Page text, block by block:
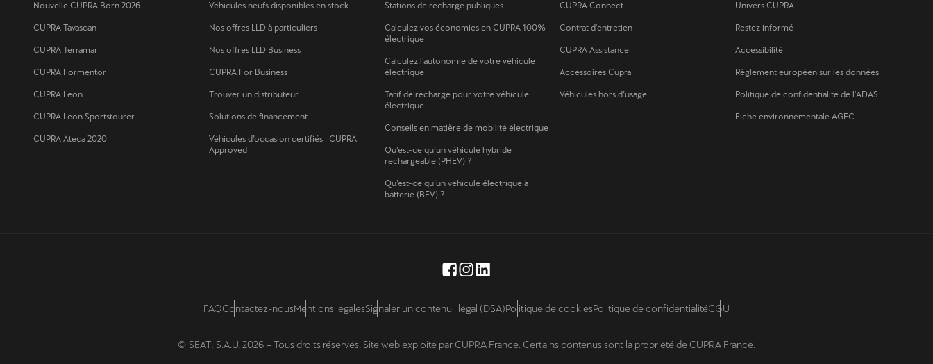
Nouvelle CUPRA Born 2026
CUPRA Tavascan
CUPRA Terramar
CUPRA Formentor
CUPRA Leon
CUPRA Leon Sportstourer
CUPRA Ateca 2020
Véhicules neufs disponibles en stock
Nos offres LLD à particuliers
Nos offres LLD Business
CUPRA For Business
Trouver un distributeur
Solutions de financement
Véhicules d’occasion certifiés : CUPRA
Approved
Stations de recharge publiques
Calculez vos économies en CUPRA 100%
électrique
Calculez l'autonomie de votre véhicule
électrique
Tarif de recharge pour votre véhicule
électrique
Conseils en matière de mobilité électrique
Qu’est-ce qu’un véhicule hybride
rechargeable (PHEV) ?
Qu’est-ce qu’un véhicule électrique à
batterie (BEV) ?
CUPRA Connect
Contrat d'entretien
CUPRA Assistance
Accessoires Cupra
Véhicules hors d’usage
Univers CUPRA
Restez informé
Accessibilité
Règlement européen sur les données
Politique de confidentialité de l'ADAS
Fiche environnementale AGEC
FAQContactez-nousMentions légalesSignaler un contenu illégal (DSA)Politique de cookiesPolitique de confidentialitéCGU
© SEAT, S.A.U. 2026 – Tous droits réservés. Site web exploité par CUPRA France. Certains contenus sont la propriété de CUPRA France.